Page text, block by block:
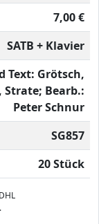
7,00 €
SATB + Klavier
Text: Grötsch,
Strate; Bearb.:
Peter Schnur
SG857
20 Stück